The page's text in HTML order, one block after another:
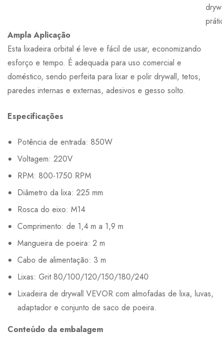
Ampla Aplicação
Esta lixadeira orbital é leve e fácil de usar, economizando
esforço e tempo. É adequada para uso comercial e
doméstico, sendo perfeita para lixar e polir drywall, tetos,
paredes internas e externas, adesivos e gesso solto.
Especificações
Potência de entrada: 850W
Voltagem: 220V
RPM: 800-1750 RPM
Diâmetro da lixa: 225 mm
Rosca do eixo: M14
Comprimento: de 1,4 m a 1,9 m
Mangueira de poeira: 2 m
Cabo de alimentação: 3 m
Lixas: Grit 80/100/120/150/180/240
Lixadeira de drywall VEVOR com almofadas de lixa, luvas,
adaptador e conjunto de saco de poeira.
Conteúdo da embalagem